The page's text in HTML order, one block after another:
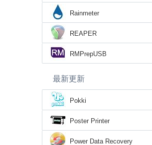
Rainmeter
REAPER
RMPrepUSB
最新更新
Pokki
Poster Printer
Power Data Recovery